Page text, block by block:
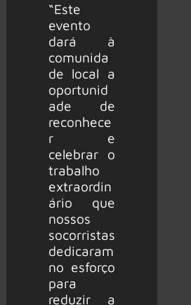
“Este
evento
dará à
comunida
de local a
oportunid
ade de
reconhece
r e
celebrar o
trabalho
extraordin
ário que
nossos
socorristas
dedicaram
no esforço
para
reduzir a